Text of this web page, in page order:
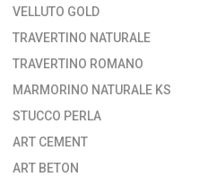
VELLUTO GOLD
TRAVERTINO NATURALE
TRAVERTINO ROMANO
MARMORINO NATURALE KS
STUCCO PERLA
ART CEMENT
ART BETON